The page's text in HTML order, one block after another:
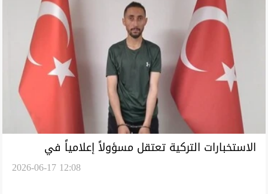
الاستخبارات التركية تعتقل مسؤولاً إعلامياً في
2026-06-17 12:08